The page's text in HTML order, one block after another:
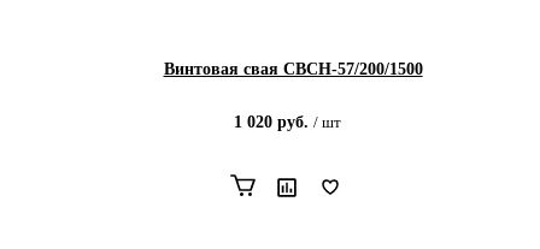
Винтовая свая СВСН-57/200/1500
1 020руб. / шт